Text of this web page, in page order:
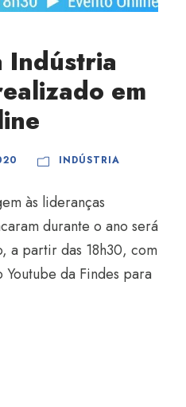
Indústria
em
INDÚSTRIA
às lideranças
durante o ano será
a partir das 18h30, com
Youtube da Findes para